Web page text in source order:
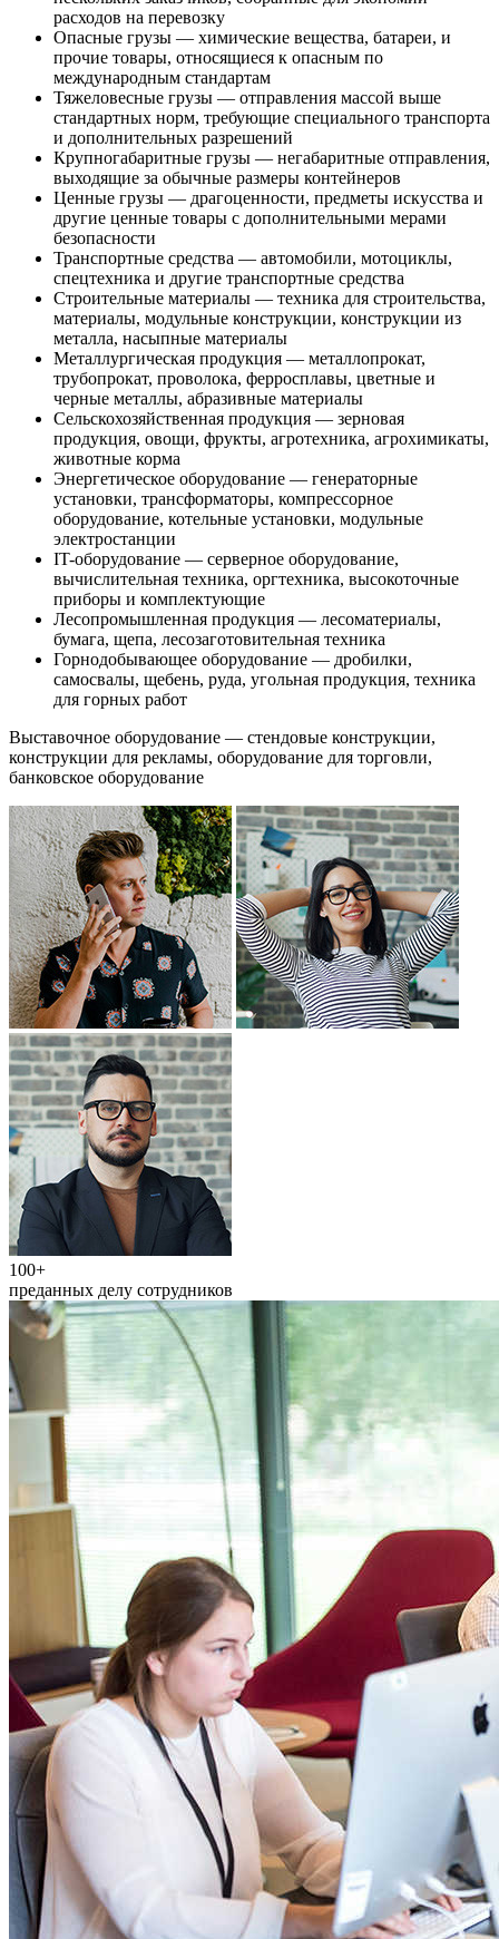
расходов на перевозку
Опасные грузы — химические вещества, батареи, и
прочие товары, относящиеся к опасным по
международным стандартам
Тяжеловесные грузы — отправления массой выше
стандартных норм, требующие специального транспорта
и дополнительных разрешений
Крупногабаритные грузы — негабаритные отправления,
выходящие за обычные размеры контейнеров
Ценные грузы — драгоценности, предметы искусства и
другие ценные товары с дополнительными мерами
безопасности
Транспортные средства — автомобили, мотоциклы,
спецтехника и другие транспортные средства
Строительные материалы — техника для строительства,
материалы, модульные конструкции, конструкции из
металла, насыпные материалы
Металлургическая продукция — металлопрокат,
трубопрокат, проволока, ферросплавы, цветные и
черные металлы, абразивные материалы
Сельскохозяйственная продукция — зерновая
продукция, овощи, фрукты, агротехника, агрохимикаты,
животные корма
Энергетическое оборудование — генераторные
установки, трансформаторы, компрессорное
оборудование, котельные установки, модульные
электростанции
IT-оборудование — серверное оборудование,
вычислительная техника, оргтехника, высокоточные
приборы и комплектующие
Лесопромышленная продукция — лесоматериалы,
бумага, щепа, лесозаготовительная техника
Горнодобывающее оборудование — дробилки,
самосвалы, щебень, руда, угольная продукция, техника
для горных работ
Выставочное оборудование — стендовые конструкции,
конструкции для рекламы, оборудование для торговли,
банковское оборудование
100+
преданных делу сотрудников